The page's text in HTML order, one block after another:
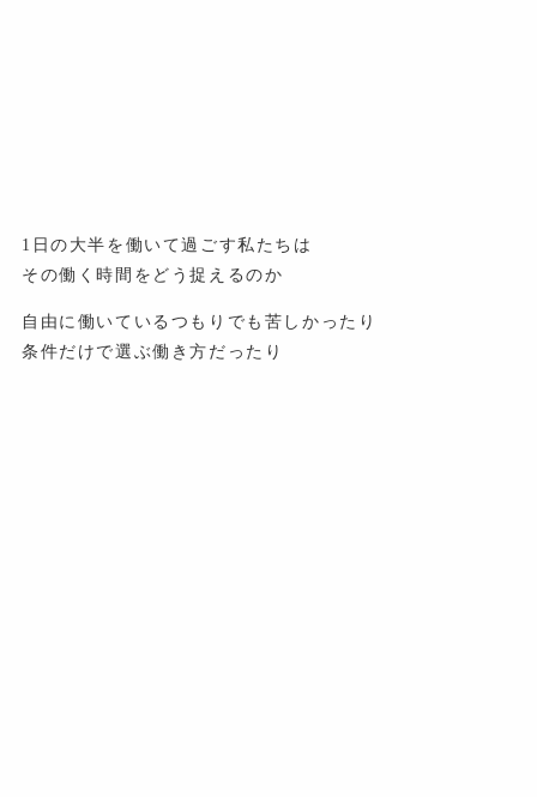
1日の大半を働いて過ごす私たちは
その働く時間をどう捉えるのか
自由に働いているつもりでも苦しかったり
条件だけで選ぶ働き方だったり